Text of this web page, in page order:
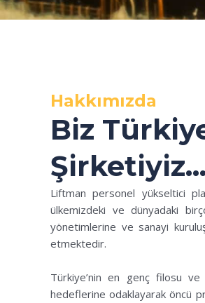
Hakkımızda
Biz
Şirketiyiz...
Liftman personel yükseltici
ülkemizdeki ve dünyadaki
yönetimlerine ve sanayi
etmektedir.
Türkiye’nin en genç filosu
hedeflerine odaklayarak öncü